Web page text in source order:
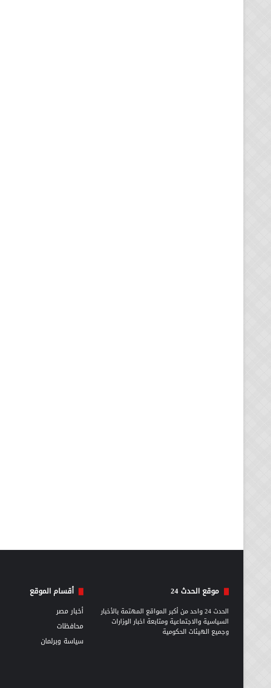
موقع الحدث 24
الحدث 24 واحد من أكبر المواقع المهتمة بالأخبار
السياسية والاجتماعية ومتابعة اخبار الوزارات
وجميع الهيئات الحكومية
أقسام الموقع
أخبار مصر
محافظات
سياسة وبرلمان